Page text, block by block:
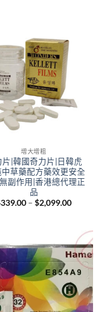
增大增粗
片|韓國奇力片|日韓虎
中草藥配方藥效更安全
副作用|香港總代理正
品
339.00 – $2,099.00Price